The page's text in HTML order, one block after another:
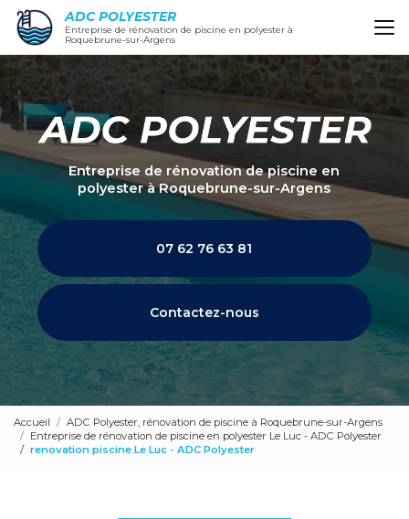
Aller
contenu
principal
ADC POLYESTER
Entreprise de rénovation de piscine en polyester à
Roquebrune-sur-Argens
Entreprise de rénovation de piscine en
polyesterà Roquebrune-sur-Argens
07 62 76 63 81
Contactez-nous
Accueil
ADC Polyester, rénovation de piscine à Roquebrune-sur-Argens
Entreprise de rénovation de piscine en polyester Le Luc - ADC Polyester
renovation piscine Le Luc - ADC Polyester